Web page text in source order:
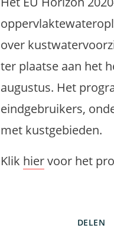
over
ter plaatse aan het
augustus. Het
eindgebruikers,
met kustgebieden.
Klik hiervoor het
DELEN